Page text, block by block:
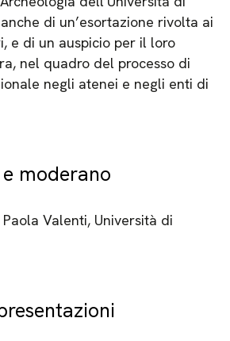
di un’esortazione rivolta ai
e di un auspicio per il loro
nel quadro del processo di
negli atenei e negli enti di
moderano
Valenti, Università di